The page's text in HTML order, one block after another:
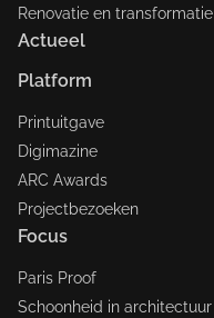
Renovatie en transformatie
Actueel
Platform
Printuitgave
Digimazine
ARC Awards
Projectbezoeken
Focus
Paris Proof
Schoonheid in architectuur